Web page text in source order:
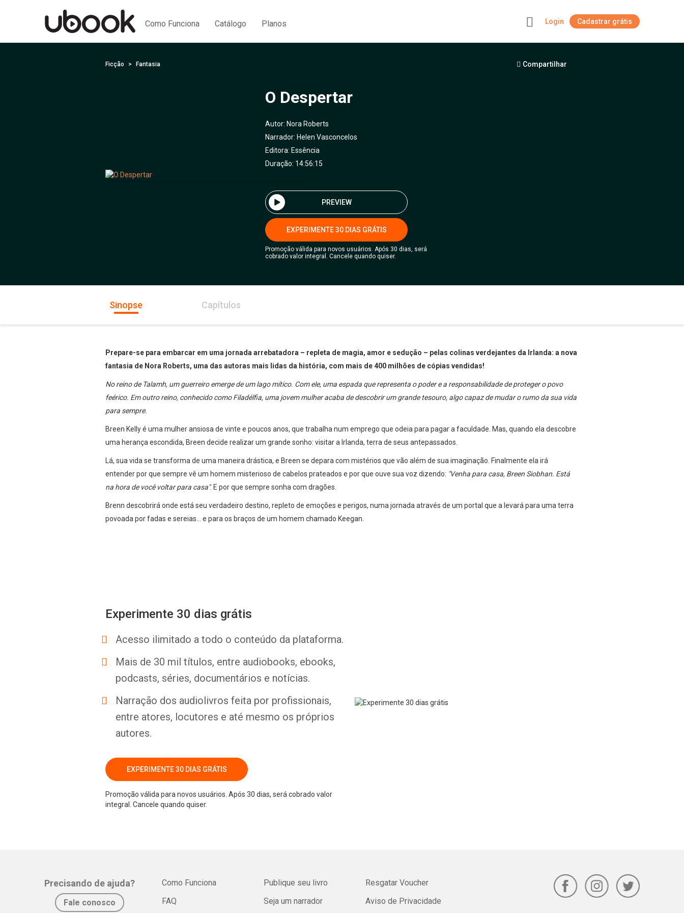
Como Funciona Catálogo Planos Login Cadastrar grátis
Ficção Fantasia Compartilhar
O Despertar
Autor: Nora Roberts
Narrador: Helen Vasconcelos
Editora: Essência
Duração: 14:56:15
PREVIEW
EXPERIMENTE 30 DIAS GRÁTIS
Promoção válida para novos usuários. Após 30 dias, será
cobrado valor integral. Cancele quando quiser.
Sinopse Capítulos
Prepare-se para embarcar em uma jornada arrebatadora – repleta de magia, amor e sedução – pelas colinas verdejantes da Irlanda: a nova
fantasia de Nora Roberts, uma das autoras mais lidas da história, com mais de 400 milhões de cópias vendidas!
No reino de Talamh, um guerreiro emerge de um lago mítico. Com ele, uma espada que representa o poder e a responsabilidade de proteger o povo
feérico. Em outro reino, conhecido como Filadélfia, uma jovem mulher acaba de descobrir um grande tesouro, algo capaz de mudar o rumo da sua vida
para sempre.
Breen Kelly é uma mulher ansiosa de vinte e poucos anos, que trabalha num emprego que odeia para pagar a faculdade. Mas, quando ela descobre
uma herança escondida, Breen decide realizar um grande sonho: visitar a Irlanda, terra de seus antepassados.
Lá, sua vida se transforma de uma maneira drástica, e Breen se depara com mistérios que vão além de sua imaginação. Finalmente ela irá
entender por que sempre vê um homem misterioso de cabelos prateados e por que ouve sua voz dizendo: "Venha para casa, Breen Siobhan. Está
na hora de você voltar para casa". E por que sempre sonha com dragões.
Brenn descobrirá onde está seu verdadeiro destino, repleto de emoções e perigos, numa jornada através de um portal que a levará para uma terra
povoada por fadas e sereias... e para os braços de um homem chamado Keegan.
Experimente 30 dias grátis
Acesso ilimitado a todo o conteúdo da plataforma.
Mais de 30 mil títulos, entre audiobooks, ebooks,
podcasts, séries, documentários e notícias.
Narração dos audiolivros feita por profissionais,
entre atores, locutores e até mesmo os próprios
autores.
EXPERIMENTE 30 DIAS GRÁTIS
Promoção válida para novos usuários. Após 30 dias, será cobrado valor
integral. Cancele quando quiser.
Precisando de ajuda?
Fale conosco
Como Funciona
FAQ
Publique seu livro
Seja um narrador
Resgatar Voucher
Aviso de Privacidade